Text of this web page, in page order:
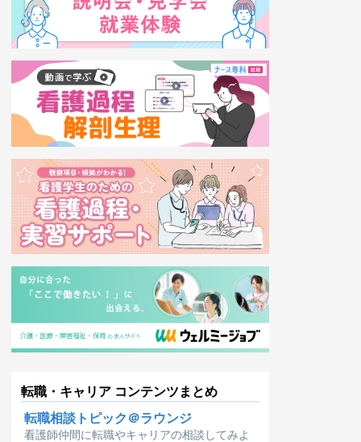
転職・キャリア コンテンツまとめ
転職相談トピック＠ラウンジ
看護師仲間に転職やキャリアの相談してみよ